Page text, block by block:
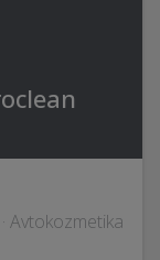
Avtokozmetika